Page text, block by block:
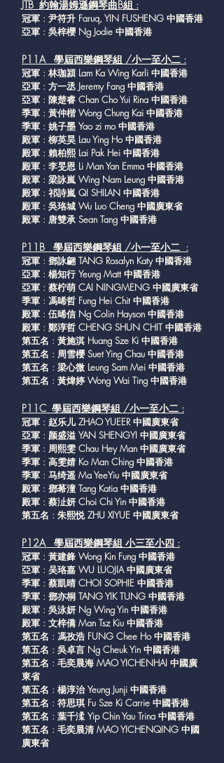
JTB 約翰湯姆遜鋼琴曲B組 :
冠軍 : 尹符升 Faruq, YIN FUSHENG 中國香港
亞軍 : 吳梓櫻 Ng Jodie 中國香港
P11A 學屆西樂鋼琴組 /小一至小二 :
冠軍 : 林珈潁 Lam Ka Wing Karli 中國香港
亞軍 : 方一丞 Jeremy Fang 中國香港
亞軍 : 陳楚睿 Chan Cho Yui Rina 中國香港
季軍 : 黃仲楷 Wong Chung Kai 中國香港
季軍 : 姚子墨 Yao zi mo 中國香港
殿軍 : 柳英昊 Lau Ying Ho 中國香港
殿軍 : 賴柏熙 Lai Pak Hei 中國香港
殿軍 : 李旻恩 Li Man Yan Emma 中國香港
殿軍 : 梁詠嵐 Wing Nam Leung 中國香港
殿軍 : 祁詩嵐 QI SHILAN 中國香港
殿軍 : 吳珞城 Wu Luo Cheng 中國廣東省
殿軍 : 唐雙承 Sean Tang 中國香港
P11B 學屆西樂鋼琴組 /小一至小二 :
冠軍 : 鄧詠翩 TANG Rosalyn Katy 中國香港
亞軍 : 楊知行 Yeung Matt 中國香港
亞軍 : 蔡柠萌 CAI NINGMENG 中國廣東省
季軍 : 馮晞哲 Fung Hei Chit 中國香港
殿軍 : 伍晞信 Ng Colin Hayson 中國香港
殿軍 : 鄭淳哲 CHENG SHUN CHIT 中國香港
第五名 : 黃施淇 Huang Sze Ki 中國香港
第五名 : 周雪櫻 Suet Ying Chau 中國香港
第五名 : 梁心微 Leung Sam Mei 中國香港
第五名 : 黃煒婷 Wong Wai Ting 中國香港
P11C 學屆西樂鋼琴組 /小一至小二 :
冠軍 : 赵乐儿 ZHAO YUEER 中國廣東省
亞軍 : 颜盛溢 YAN SHENGYI 中國廣東省
季軍 : 周熙雯 Chau Hey Man 中國廣東省
季軍 : 高雯婧 Ko Man Ching 中國香港
季軍 : 马绮遥 Ma YeeYiu 中國廣東省
殿軍 : 鄧莃潼 Tang Katia 中國香港
殿軍 : 蔡沚妍 Choi Chi Yin 中國香港
第五名 : 朱熙悦 ZHU XIYUE 中國廣東省
P12A 學屆西樂鋼琴組 小三至小四 :
冠軍 : 黃建鋒 Wong Kin Fung 中國香港
亞軍 : 吴珞嘉 WU LUOJIA 中國廣東省
季軍 : 蔡凱晴 CHOI SOPHIE 中國香港
季軍 : 鄧亦桐 TANG YIK TUNG 中國香港
殿軍 : 吳泳妍 Ng Wing Yin 中國香港
殿軍 : 文梓僑 Man Tsz Kiu 中國香港
第五名 : 馮孜浩 FUNG Chee Ho 中國香港
第五名 : 吳卓言 Ng Cheuk Yin 中國香港
第五名 : 毛奕晨海 MAO YICHENHAI 中國廣
東省
第五名 : 楊淳治 Yeung Junji 中國香港
第五名 : 符思琪 Fu Sze Ki Carrie 中國香港
第五名 : 葉千渘 Yip Chin Yau Trina 中國香港
第五名 : 毛奕晨清 MAO YICHENQING 中國
廣東省